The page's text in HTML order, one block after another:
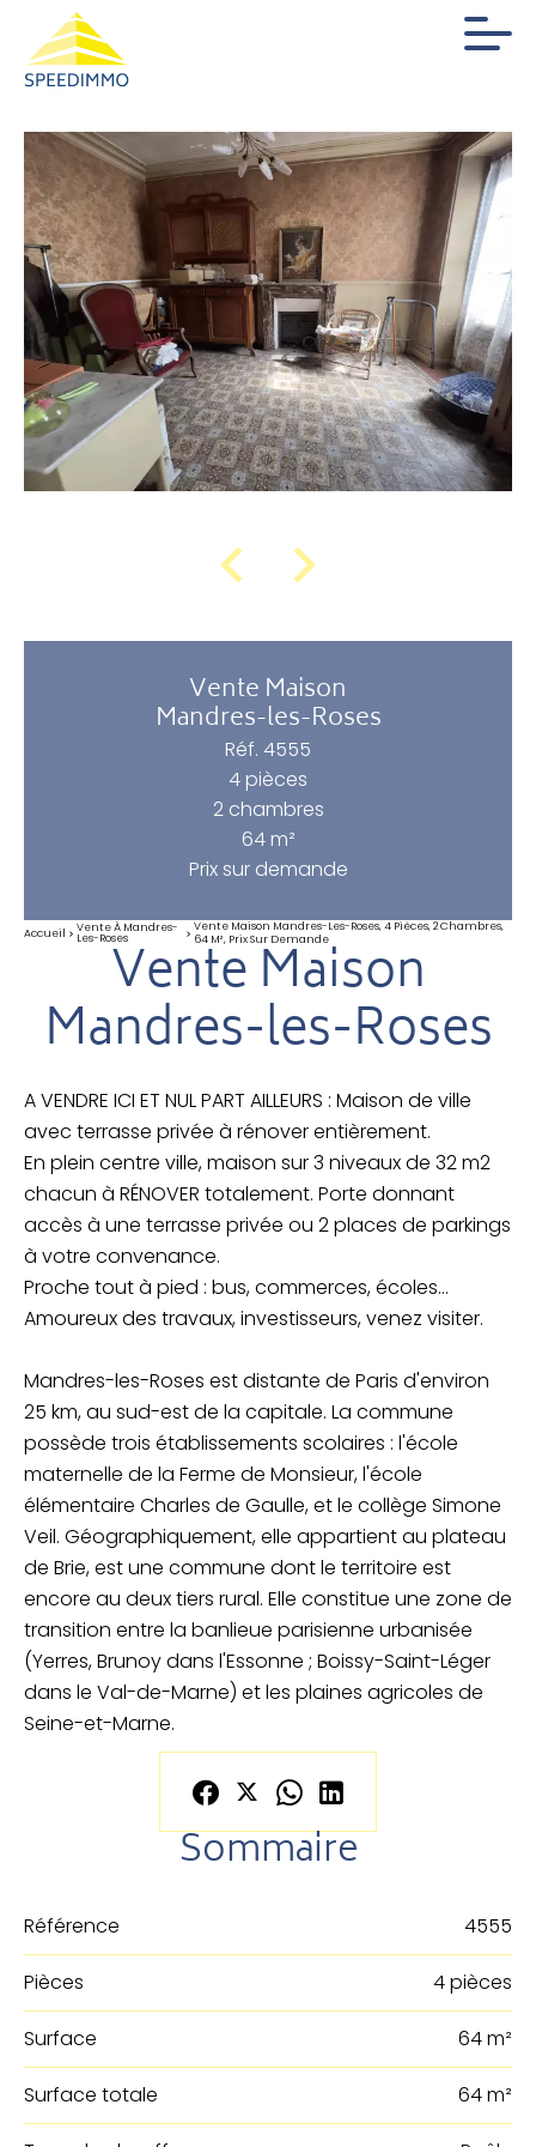
Vente Maison
Mandres-les-Roses
Réf. 4555
4 pièces
2 chambres
64 m²
Prix sur demande
Accueil Vente À Mandres-
Les-Roses
Vente Maison Mandres-Les-Roses, 4 Pièces, 2 Chambres,
64 M², Prix Sur Demande
Vente Maison
Mandres-les-Roses
A VENDRE ICI ET NUL PART AILLEURS : Maison de ville
avec terrasse privée à rénover entièrement.
En plein centre ville, maison sur 3 niveaux de 32 m2
chacun à RÉNOVER totalement. Porte donnant
accès à une terrasse privée ou 2 places de parkings
à votre convenance.
Proche tout à pied : bus, commerces, écoles...
Amoureux des travaux, investisseurs, venez visiter.
Mandres-les-Roses est distante de Paris d'environ
25 km, au sud-est de la capitale. La commune
possède trois établissements scolaires : l'école
maternelle de la Ferme de Monsieur, l'école
élémentaire Charles de Gaulle, et le collège Simone
Veil. Géographiquement, elle appartient au plateau
de Brie, est une commune dont le territoire est
encore au deux tiers rural. Elle constitue une zone de
transition entre la banlieue parisienne urbanisée
(Yerres, Brunoy dans l'Essonne ; Boissy-Saint-Léger
dans le Val-de-Marne) et les plaines agricoles de
Seine-et-Marne.
Sommaire
Référence 4555
Pièces 4 pièces
Surface 64 m²
Surface totale 64 m²